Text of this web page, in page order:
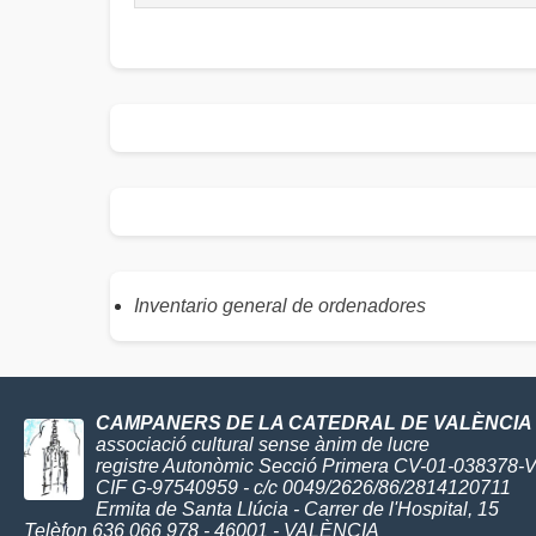
Inventario general de ordenadores
CAMPANERS DE LA CATEDRAL DE VALÈNCIA
associació cultural sense ànim de lucre
registre Autonòmic Secció Primera CV-01-038378-V
CIF G-97540959 - c/c 0049/2626/86/2814120711
Ermita de Santa Llúcia - Carrer de l'Hospital, 15
Telèfon 636 066 978 - 46001 - VALÈNCIA